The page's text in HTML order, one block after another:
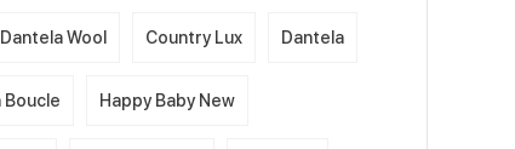
Dantela Wool Country Lux Dantela
Boucle Happy Baby New